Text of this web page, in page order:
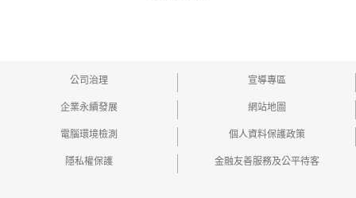
公司治理 宣導專區
企業永續發展 網站地圖
電腦環境檢測 個人資料保護政策
隱私權保護 金融友善服務及公平待客